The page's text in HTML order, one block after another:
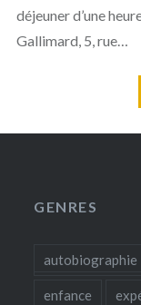
déjeuner d’une
Gallimard, 5, rue…
GENRES
autobiographie
enfance